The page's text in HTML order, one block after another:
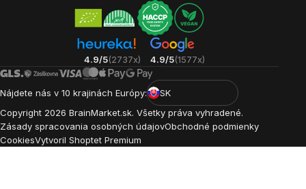
4.9/5(2737x) 4.9/5(1577x)
Nájdete nás v 10 krajinách Európy:
SK
Copyright 2026 BrainMarket.sk. Všetky práva vyhradené.
Zásady spracovania osobných údajovObchodné podmienky
CookiesVytvoril Shoptet Premium